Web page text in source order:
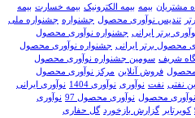
مشتریان بیمه بیمه الکترونیک بیمه خسارت بیمه
تندیس نوآوری محصول جشنواره جشنواره ملی
برتر ایرانی جشنواره نوآوری محصول
محصول برتر ایرانی جشنواره نوآوری محصول
شریف سومین جشنواره نوآوری محصول
محصول فروش آنلاین مرکز نوآوری محصول
نفتی نفت نوآوری نوآوری 1404
نوآوری ایرانی
نوآوری محصول نوآوری محصول 97
نوآوری
کویرتایر گزارش بازخورد گل حفاری